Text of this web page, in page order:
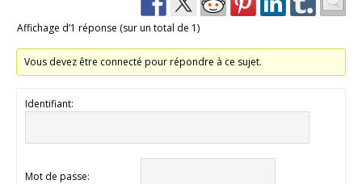
Affichage d’1 réponse (sur un total de 1)
Vous devez être connecté pour répondre à ce sujet.
Identifiant:
Mot de passe: